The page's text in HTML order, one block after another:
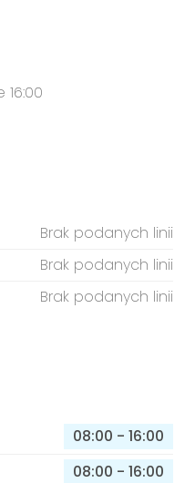
Brak podanych linii
Brak podanych linii
Brak podanych linii
08:00 - 16:00
08:00 - 16:00